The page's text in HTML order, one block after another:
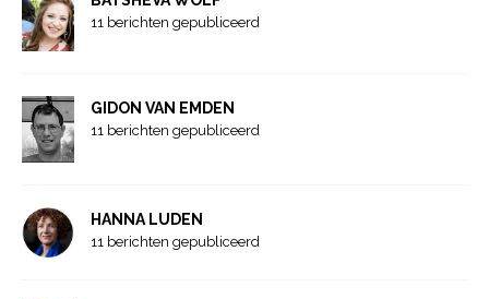
11 berichten gepubliceerd
GIDON VAN EMDEN
11 berichten gepubliceerd
HANNA LUDEN
11 berichten gepubliceerd